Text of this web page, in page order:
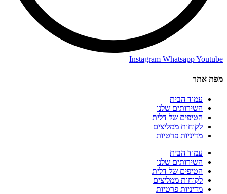
Instagram WhatsappYoutube
מפת אתר
עמוד הבית
השירותים שלנו
הטיפים של דלית
לקוחות ממליצים
מדיניות פרטיות
עמוד הבית
השירותים שלנו
הטיפים של דלית
לקוחות ממליצים
מדיניות פרטיות